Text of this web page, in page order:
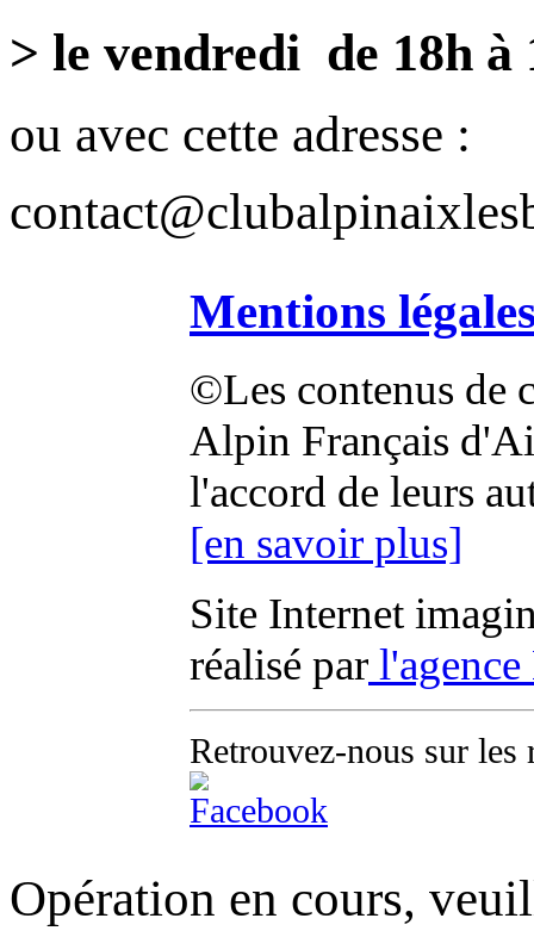
> le vendredi de 18h à
ou avec cette adresse :
Mentions
©Les contenus de
Alpin Français
l'accord de leurs
[en savoir plus]
Site Internet
réalisé par
Retrouvez-nous sur les
Opération en cours,